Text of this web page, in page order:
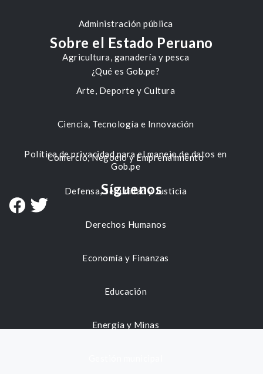
Administración pública
Agricultura, ganadería y pesca
Arte, Deporte y Cultura
Ciencia, Tecnología e Innovación
Comercio, Negocio y Emprendimiento
Defensa, Seguridad y Justicia
Derechos Humanos
Economía y Finanzas
Educación
Energía y Minas
Sobre el Estado Peruano
¿Qué es Gob.pe?
Política de privacidad para el manejo de datos en
Gob.pe
Síguenos